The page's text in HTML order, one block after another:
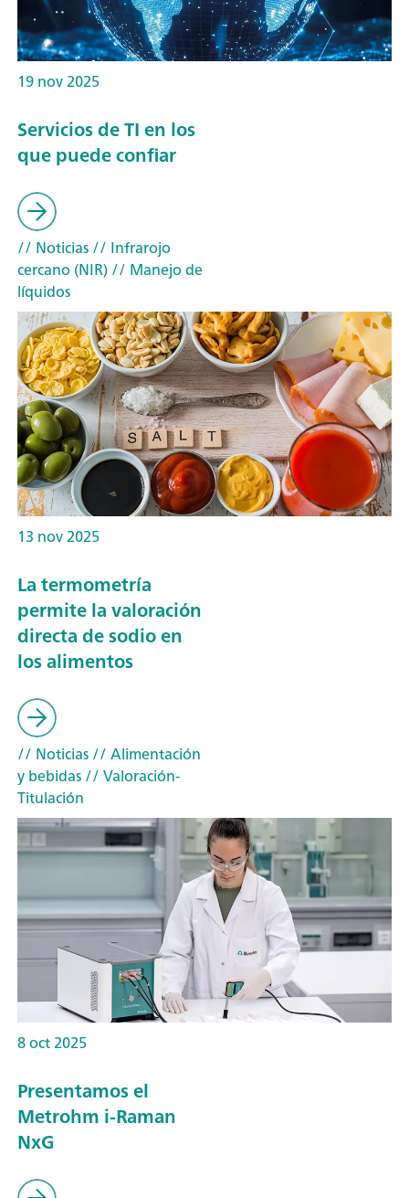
19 nov 2025
Servicios de TI en los
que puede confiar
// Noticias// Infrarojo
cercano (NIR)// Manejo de
líquidos
13 nov 2025
La termometría
permite la valoración
directa de sodio en
los alimentos
// Noticias// Alimentación
y bebidas// Valoración-
Titulación
8 oct 2025
Presentamos el
Metrohm i-Raman
NxG